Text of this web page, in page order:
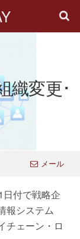
織変更･
メール
付で戦略企
報システム
チェーン・ロ